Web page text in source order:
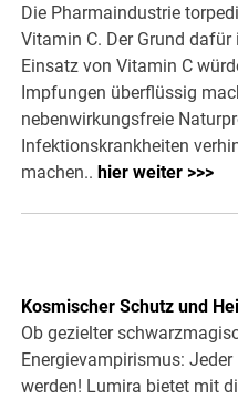
Die Pharmaindustrie
Vitamin C. Der Grund
Einsatz von Vitamin C
Impfungen überflüssig
nebenwirkungsfreie
Infektionskrankheiten
machen.. hier weiter >>>
Kosmischer Schutz und
Ob gezielter
Energievampirismus:
werden! Lumira bietet mit